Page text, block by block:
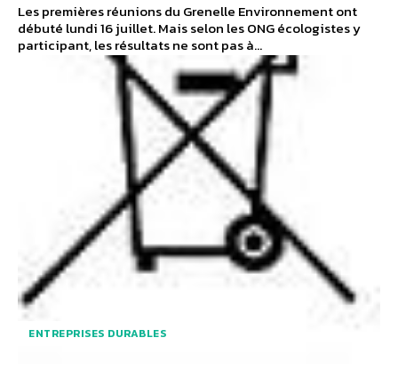
Les premières réunions du Grenelle Environnement ont
débuté lundi 16 juillet. Mais selon les ONG écologistes y
participant, les résultats ne sont pas à...
ENTREPRISES DURABLES